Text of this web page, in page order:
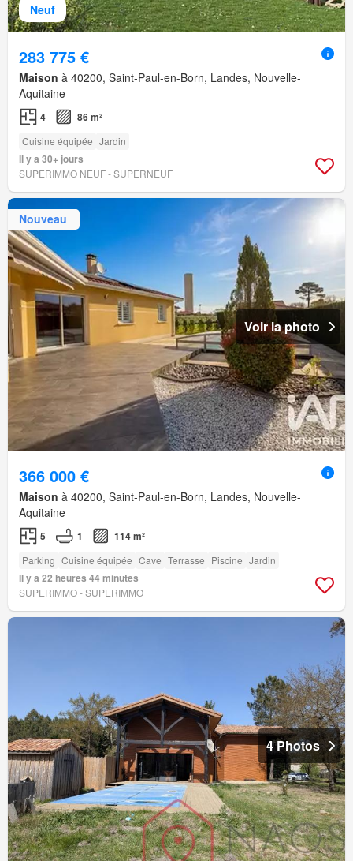
Neuf
283 775 €
Maison à 40200, Saint-Paul-en-Born, Landes, Nouvelle-
Aquitaine
4 86 m²
Cuisine équipée Jardin
Il y a 30+ jours
SUPERIMMO NEUF - SUPERNEUF
Nouveau
Voir la photo
366 000 €
Maison à 40200, Saint-Paul-en-Born, Landes, Nouvelle-
Aquitaine
5 1 114 m²
Parking Cuisine équipée Cave Terrasse Piscine Jardin
Il y a 22 heures 44 minutes
SUPERIMMO - SUPERIMMO
4 Photos